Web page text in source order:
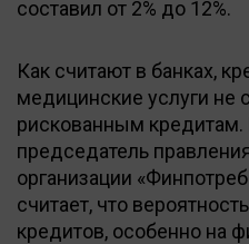
составил от 2% до 12%.
Как считают в банках,
медицинские услуги не
рискованным
председатель
организации
считает, что
кредитов, особенно на